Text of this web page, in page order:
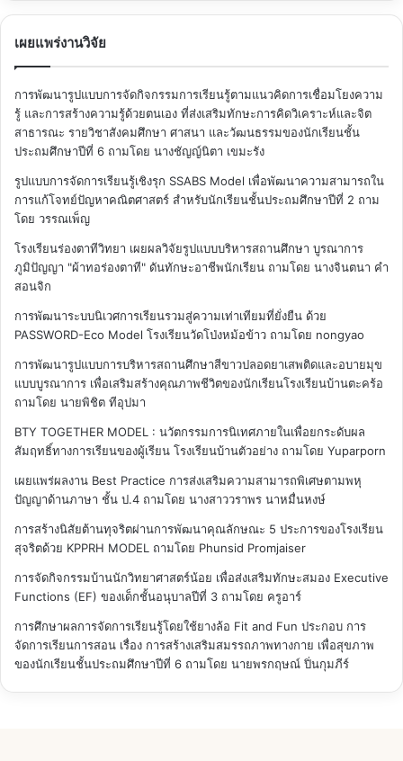
เผยแพร่งานวิจัย
การพัฒนารูปแบบการจัดกิจกรรมการเรียนรู้ตามแนวคิดการเชื่อมโยงความ
รู้ และการสร้างความรู้ด้วยตนเอง ที่ส่งเสริมทักษะการคิดวิเคราะห์และจิต
สาธารณะ รายวิชาสังคมศึกษา ศาสนา และวัฒนธรรมของนักเรียนชั้น
ประถมศึกษาปีที่ 6 ถามโดย นางชัญญ์นิตา เขมะรัง
รูปแบบการจัดการเรียนรู้เชิงรุก SSABS Model เพื่อพัฒนาความสามารถใน
การแก้โจทย์ปัญหาคณิตศาสตร์ สำหรับนักเรียนชั้นประถมศึกษาปีที่ 2 ถาม
โดย วรรณเพ็ญ
โรงเรียนร่องตาทีวิทยา เผยผลวิจัยรูปแบบบริหารสถานศึกษา บูรณาการ
ภูมิปัญญา "ผ้าทอร่องตาที" ดันทักษะอาชีพนักเรียน ถามโดย นางจินตนา คำ
สอนจิก
การพัฒนาระบบนิเวศการเรียนรวมสู่ความเท่าเทียมที่ยั่งยืน ด้วย
PASSWORD-Eco Model โรงเรียนวัดโป่งหม้อข้าว ถามโดย nongyao
การพัฒนารูปแบบการบริหารสถานศึกษาสีขาวปลอดยาเสพติดและอบายมุข
แบบบูรณาการ เพื่อเสริมสร้างคุณภาพชีวิตของนักเรียนโรงเรียนบ้านตะคร้อ
ถามโดย นายพิชิต ทีอุปมา
BTY TOGETHER MODEL : นวัตกรรมการนิเทศภายในเพื่อยกระดับผล
สัมฤทธิ์ทางการเรียนของผู้เรียน โรงเรียนบ้านตัวอย่าง ถามโดย Yuparporn
เผยแพร่ผลงาน Best Practice การส่งเสริมความสามารถพิเศษตามพหุ
ปัญญาด้านภาษา ชั้น ป.4 ถามโดย นางสาววราพร นาหมื่นหงษ์
การสร้างนิสัยต้านทุจริตผ่านการพัฒนาคุณลักษณะ 5 ประการของโรงเรียน
สุจริตด้วย KPPRH MODEL ถามโดย Phunsid Promjaiser
การจัดกิจกรรมบ้านนักวิทยาศาสตร์น้อย เพื่อส่งเสริมทักษะสมอง Executive
Functions (EF) ของเด็กชั้นอนุบาลปีที่ 3 ถามโดย ครูอาร์
การศึกษาผลการจัดการเรียนรู้โดยใช้ยางล้อ Fit and Fun ประกอบ การ
จัดการเรียนการสอน เรื่อง การสร้างเสริมสมรรถภาพทางกาย เพื่อสุขภาพ
ของนักเรียนชั้นประถมศึกษาปีที่ 6 ถามโดย นายพรกฤษณ์ ปิ่นกุมภีร์